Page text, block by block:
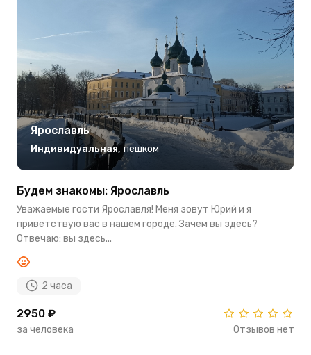
Ярославль
Индивидуальная, пешком
Будем знакомы: Ярославль
Уважаемые гости Ярославля! Меня зовут Юрий и я
приветствую вас в нашем городе. Зачем вы здесь?
Отвечаю: вы здесь...
2 часа
2950 ₽
за человека Отзывов нет